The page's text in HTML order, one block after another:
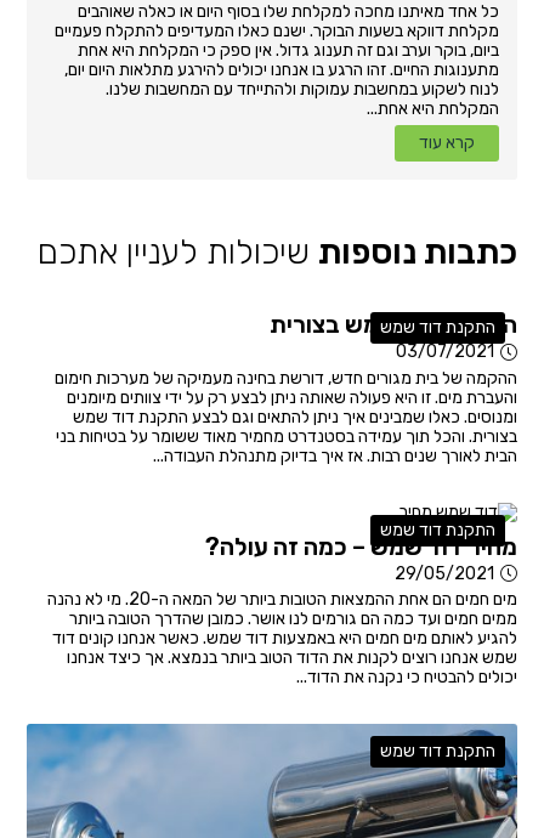
כל אחד מאיתנו מחכה למקלחת שלו בסוף היום או כאלה שאוהבים
מקלחת דווקא בשעות הבוקר. ישנם כאלו המעדיפים להתקלח פעמיים
ביום, בוקר וערב וגם זה תענוג גדול. אין ספק כי המקלחת היא אחת
מתענוגות החיים. זהו הרגע בו אנחנו יכולים להירגע מתלאות היום יום,
לנוח לשקוע במחשבות עמוקות ולהתייחד עם המחשבות שלנו.
המקלחת היא אחת...
קרא עוד
כתבות נוספות שיכולות לעניין אתכם
התקנת דוד שמש
התקנת דוד שמש בצורית
03/07/2021
ההקמה של בית מגורים חדש, דורשת בחינה מעמיקה של מערכות חימום
והעברת מים. זו היא פעולה שאותה ניתן לבצע רק על ידי צוותים מיומנים
ומנוסים. כאלו שמבינים איך ניתן להתאים וגם לבצע התקנת דוד שמש
בצורית. והכל תוך עמידה בסטנדרט מחמיר מאוד ששומר על בטיחות בני
הבית לאורך שנים רבות. אז איך בדיוק מתנהלת העבודה...
התקנת דוד שמש
מחיר דוד שמש – כמה זה עולה?
29/05/2021
מים חמים הם אחת ההמצאות הטובות ביותר של המאה ה-20. מי לא נהנה
ממים חמים ועד כמה הם גורמים לנו אושר. כמובן שהדרך הטובה ביותר
להגיע לאותם מים חמים היא באמצעות דוד שמש. כאשר אנחנו קונים דוד
שמש אנחנו רוצים לקנות את הדוד הטוב ביותר בנמצא. אך כיצד אנחנו
יכולים להבטיח כי נקנה את הדוד...
התקנת דוד שמש